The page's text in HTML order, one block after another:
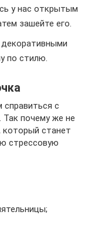
у нас открытым
зашейте его.
декоративными
по стилю.
с
Так почему же не
который станет
стрессовую